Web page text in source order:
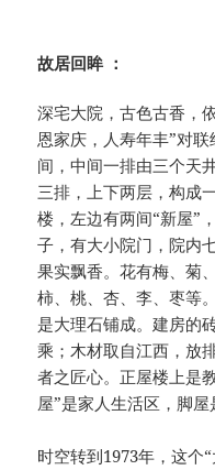
故居回眸 ：
深宅大院，古色古香，
恩家庆，人寿年丰”对
间，中间一排由三个天
三排，上下两层，构成
楼，左边有两间“新屋”
子，有大小院门，院内
果实飘香。花有梅、菊
柿、桃、杏、李、枣等
是大理石铺成。建房的
乘；木材取自江西，放
者之匠心。正屋楼上是
屋”是家人生活区，脚屋
时空转到1973年，这个